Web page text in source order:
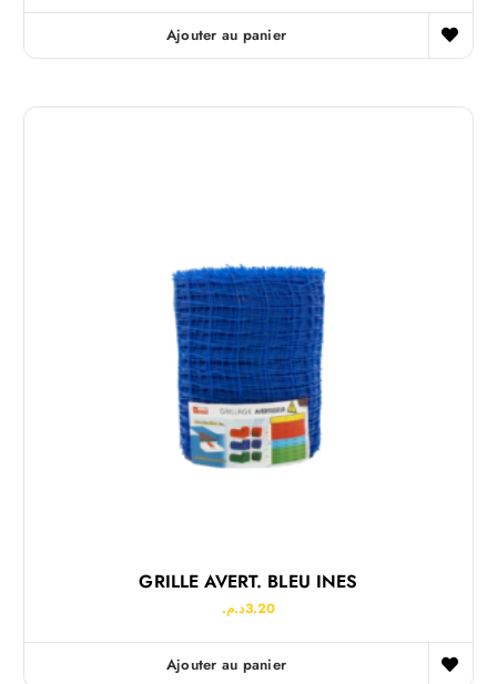
Ajouter au panier
GRILLE AVERT. BLEU INES
3.20د.م.
Ajouter au panier